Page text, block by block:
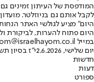
המודפסת של העיתון זמינים
לקבל אותם גם בניוזלטר.
היום" מציע לגולשי האתר
היום פתוח להערות, לביקורת
במייל hayom@israelhayom.co.il.
יום שלישי, 2.6.2026
י"ז בסיון
חדשות
דעות
ספורט